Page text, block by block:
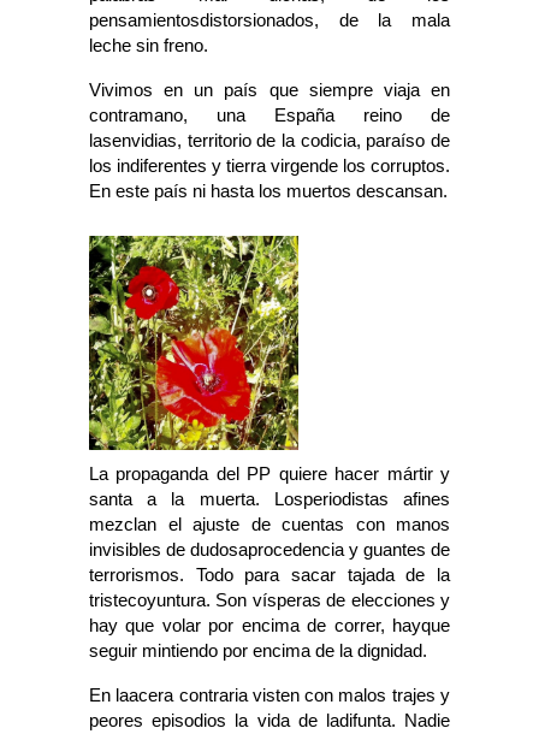
pensamientosdistorsionados, de la mala
leche sin freno.
Vivimos en un país que siempre viaja en
contramano, una España reino de
lasenvidias, territorio de la codicia, paraíso de
los indiferentes y tierra virgende los corruptos.
En este país ni hasta los muertos descansan.
La propaganda del PP quiere hacer mártir y
santa a la muerta. Losperiodistas afines
mezclan el ajuste de cuentas con manos
invisibles de dudosaprocedencia y guantes de
terrorismos. Todo para sacar tajada de la
tristecoyuntura. Son vísperas de elecciones y
hay que volar por encima de correr, hayque
seguir mintiendo por encima de la dignidad.
En laacera contraria visten con malos trajes y
peores episodios la vida de ladifunta. Nadie